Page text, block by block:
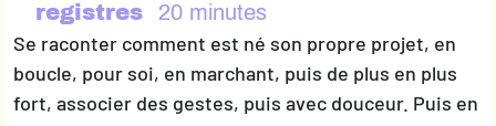
registres 20 minutes
Se raconter comment est né son propre projet, en
boucle, pour soi, en marchant, puis de plus en plus
fort, associer des gestes, puis avec douceur. Puis en